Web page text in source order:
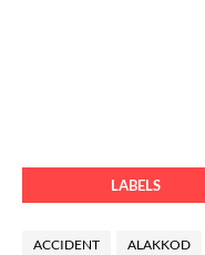
LABELS
ACCIDENT ALAKKOD